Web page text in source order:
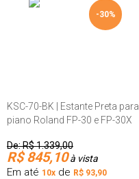
-30%
KSC-70-BK | Estante Preta para
piano Roland FP-30 e FP-30X
De:R$ 1.339,00
R$ 845,10
Em até 10x de R$ 93,90